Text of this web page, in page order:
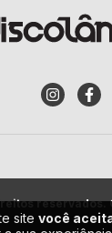
site você
reservados.